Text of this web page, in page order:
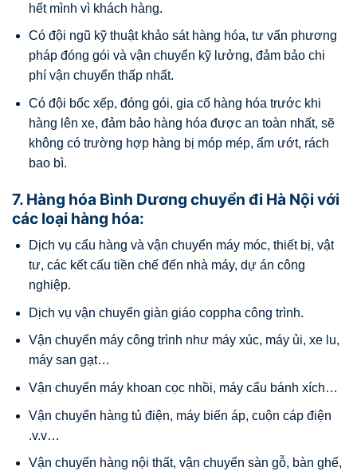
hết mình vì khách hàng.
Có đội ngũ kỹ thuật khảo sát hàng hóa, tư vấn phương
pháp đóng gói và vận chuyển kỹ lưởng, đảm bảo chi
phí vận chuyển thấp nhất.
Có đội bốc xếp, đóng gói, gia cố hàng hóa trước khi
hàng lên xe, đảm bảo hàng hóa được an toàn nhất, sẽ
không có trường hợp hàng bị móp mép, ẩm ướt, rách
bao bì.
7. Hàng hóa Bình Dương chuyển đi Hà Nội với
các loại hàng hóa:
Dịch vụ cẩu hàng và vận chuyển máy móc, thiết bị, vật
tư, các kết cấu tiền chế đến nhà máy, dự án công
nghiệp.
Dịch vụ vận chuyển giàn giáo coppha công trình.
Vận chuyển máy công trình như máy xúc, máy ủi, xe lu,
máy san gạt…
Vận chuyển máy khoan cọc nhồi, máy cẩu bánh xích…
Vận chuyển hàng tủ điện, máy biến áp, cuộn cáp điện
.v.v…
Vận chuyển hàng nội thất, vận chuyển sàn gỗ, bàn ghế,